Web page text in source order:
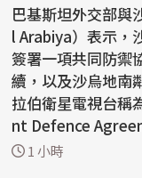
巴基斯坦外交部與
l Arabiya）表示，
簽署一項共同防禦協定。 法新社報導
續，以及沙烏地南
拉伯衛星電視台稱
nt Defence
一起...
1 小時